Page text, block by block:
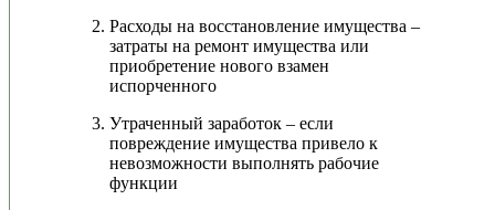
Расходы на восстановление имущества –
затраты на ремонт имущества или
приобретение нового взамен
испорченного
Утраченный заработок – если
повреждение имущества привело к
невозможности выполнять рабочие
функции